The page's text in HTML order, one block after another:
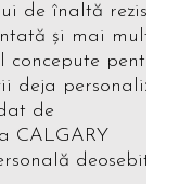
de înaltă
şi mai multe
concepute pentru
deja
de
CALGARY
deosebit de